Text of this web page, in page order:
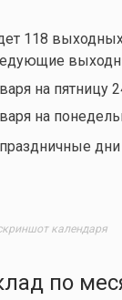
118
на пятницу
на
календаря
по